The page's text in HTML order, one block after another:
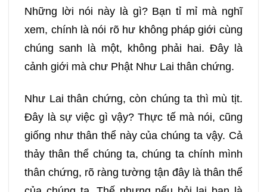
Những lời nói này là gì? Bạn tỉ mỉ mà nghĩ
xem, chính là nói rõ hư không pháp giới cùng
chúng sanh là một, không phải hai. Đây là
cảnh giới mà chư Phật Như Lai thân chứng.
Như Lai thân chứng, còn chúng ta thì mù tịt.
Đây là sự việc gì vậy? Thực tế mà nói, cũng
giống như thân thể này của chúng ta vậy. Cả
thảy thân thể chúng ta, chúng ta chính mình
thân chứng, rõ ràng tường tận đây là thân thể